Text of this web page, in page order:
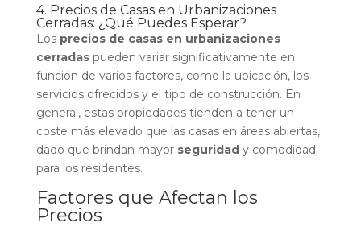
4. Precios de Casas en Urbanizaciones
Cerradas: ¿Qué Puedes Esperar?
Los precios de casas en urbanizaciones
cerradaspueden variar significativamente en
función de varios factores, como la ubicación, los
servicios ofrecidos y el tipo de construcción. En
general, estas propiedades tienden a tener un
coste más elevado que las casas en áreas abiertas,
dado que brindan mayor seguridad y comodidad
para los residentes.
Factores que Afectan los
Precios